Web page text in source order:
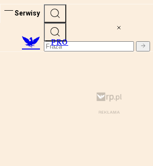
Serwisy
PRO